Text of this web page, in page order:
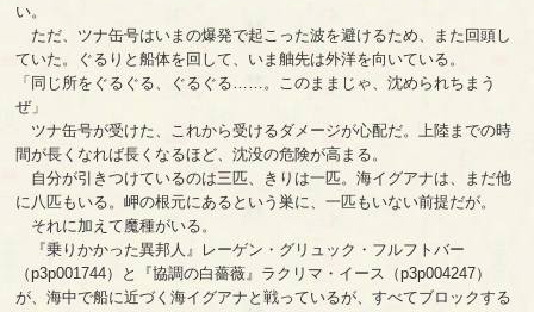
い。
ただ、ツナ缶号はいまの爆発で起こった波を避けるため、また回頭し
ていた。ぐるりと船体を回して、いま舳先は外洋を向いている。
「同じ所をぐるぐる、ぐるぐる……。このままじゃ、沈められちまう
ぜ」
ツナ缶号が受けた、これから受けるダメージが心配だ。上陸までの時
間が長くなれば長くなるほど、沈没の危険が高まる。
自分が引きつけているのは三匹、きりは一匹。海イグアナは、まだ他
に八匹もいる。岬の根元にあるという巣に、一匹もいない前提だが。
それに加えて魔種がいる。
『乗りかかった異邦人』レーゲン・グリュック・フルフトバー
（p3p001744）と『協調の白薔薇』ラクリマ・イース（p3p004247）
が、海中で船に近づく海イグアナと戦っているが、すべてブロックする